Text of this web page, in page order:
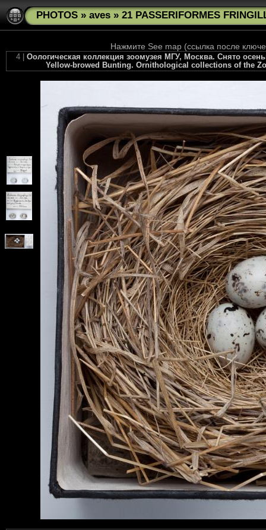
PHOTOS » aves » 21 PASSERIFORMES
Нажмите See map (ссылка после
4 | Оологическая коллекция зоомузея МГУ, Москва. Снято
Yellow-browed Bunting. Ornithological collections of the